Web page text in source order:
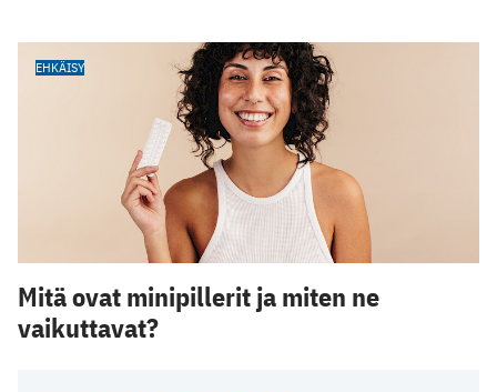
EHKÄISY
Mitä ovat minipillerit ja miten ne
vaikuttavat?